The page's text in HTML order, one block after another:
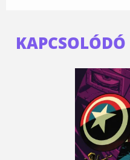
KAPCSOLÓDÓ